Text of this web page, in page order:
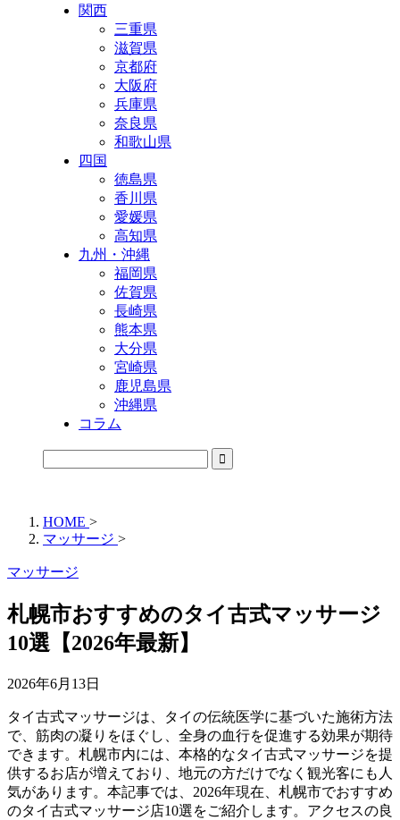
関西
三重県
滋賀県
京都府
大阪府
兵庫県
奈良県
和歌山県
四国
徳島県
香川県
愛媛県
高知県
九州・沖縄
福岡県
佐賀県
長崎県
熊本県
大分県
宮崎県
鹿児島県
沖縄県
コラム
HOME >
マッサージ >
マッサージ
札幌市おすすめのタイ古式マッサージ
10選【2026年最新】
2026年6月13日
タイ古式マッサージは、タイの伝統医学に基づいた施術方法
で、筋肉の凝りをほぐし、全身の血行を促進する効果が期待
できます。札幌市内には、本格的なタイ古式マッサージを提
供するお店が増えており、地元の方だけでなく観光客にも人
気があります。本記事では、2026年現在、札幌市でおすすめ
のタイ古式マッサージ店10選をご紹介します。アクセスの良